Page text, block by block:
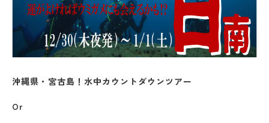
沖縄県・宮古島！水中カウントダウンツアー
Or